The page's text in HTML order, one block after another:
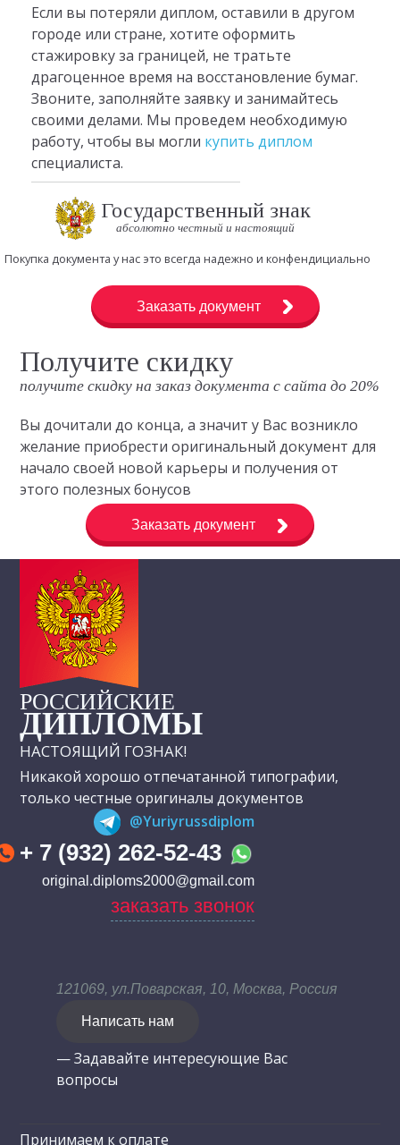
Если вы потеряли диплом, оставили в другом
городе или стране, хотите оформить
стажировку за границей, не тратьте
драгоценное время на восстановление бумаг.
Звоните, заполняйте заявку и занимайтесь
своими делами. Мы проведем необходимую
работу, чтобы вы могли купить диплом
специалиста.
Государственный знак
абсолютно честный и настоящий
Покупка документа у нас это всегда надежно и конфендициально
Заказать документ
Получите скидку
получите скидку на заказ документа с сайта до 20%
Вы дочитали до конца, а значит у Вас возникло
желание приобрести оригинальный документ для
начало своей новой карьеры и получения от
этого полезных бонусов
Заказать документ
РОССИЙСКИЕ
ДИПЛОМЫ
НАСТОЯЩИЙ ГОЗНАК!
Никакой хорошо отпечатанной типографии,
только честные оригиналы документов
@Yuriyrussdiplom
+ 7 (932) 262-52-43
original.diploms2000@gmail.com
заказать звонок
121069, ул.Поварская, 10, Москва, Россия
Написать нам
— Задавайте интересующие Вас
вопросы
Принимаем к оплате